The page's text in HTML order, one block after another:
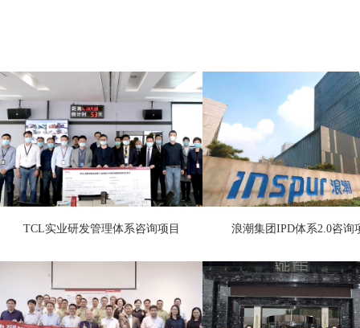
TCL实业研发管理体系咨询项目 浪潮集团IPD体系2.0咨询